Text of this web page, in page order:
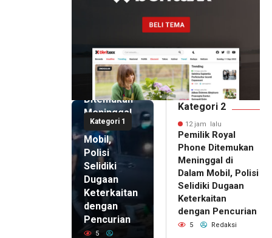
Kategori 1
12 jam lalu
Pemilik
Royal
Phone
Ditemukan
Meninggal
di Dalam
Mobil,
Polisi
Selidiki
Dugaan
Keterkaitan
dengan
Pencurian
5
Kategori 2
12 jam lalu
Pemilik Royal
Phone Ditemukan
Meninggal di
Dalam Mobil, Polisi
Selidiki Dugaan
Keterkaitan
dengan Pencurian
5 Redaksi